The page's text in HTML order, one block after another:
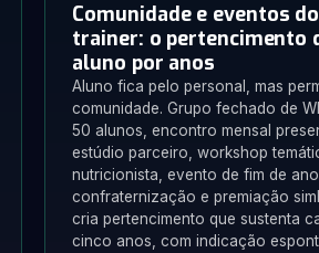
Comunidade e eventos
trainer: o pertencimento
aluno por anos
Aluno fica pelo personal, mas
comunidade. Grupo fechado de
50 alunos, encontro mensal
estúdio parceiro, workshop
nutricionista, evento de fim de
confraternização e premiação
cria pertencimento que sustenta
cinco anos, com indicação